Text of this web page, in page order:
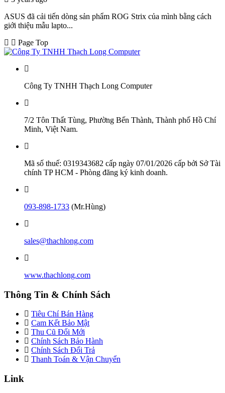
ASUS đã cải tiến dòng sản phẩm ROG Strix của mình bằng cách
giới thiệu mẫu lapto...
Page Top
Công Ty TNHH Thạch Long Computer
7/2 Tôn Thất Tùng, Phường Bến Thành, Thành phố Hồ Chí
Minh, Việt Nam.
Mã số thuế: 0319343682 cấp ngày 07/01/2026 cấp bởi Sở Tài
chính TP HCM - Phòng đăng ký kinh doanh.
093-898-1733 (Mr.Hùng)
sales@thachlong.com
www.thachlong.com
Thông Tin & Chính Sách
Tiêu Chí Bán Hàng
Cam Kết Bảo Mật
Thu Cũ Đổi Mới
Chính Sách Bảo Hành
Chính Sách Đổi Trả
Thanh Toán & Vận Chuyển
Link